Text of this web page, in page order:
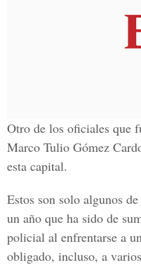
Otro de los oficiales que
Marco Tulio Gómez
esta capital.
Estos son solo algunos
un año que ha sido de
policial al enfrentarse a
obligado, incluso, a